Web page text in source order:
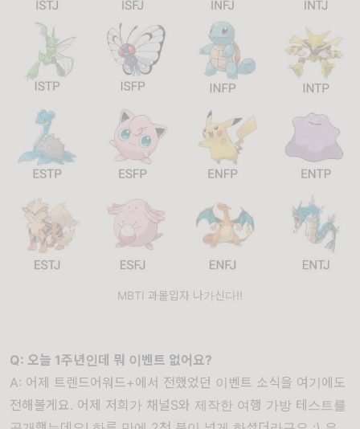
MBTI 과몰입자 나가신다!!
Q: 오늘 1주년인데 뭐 이벤트 없어요?
A: 어제 트렌드어워드+에서 전했었던 이벤트 소식을 여기에도
전해볼게요. 어제 저희가 채널S와 제작한 여행 가방 테스트를